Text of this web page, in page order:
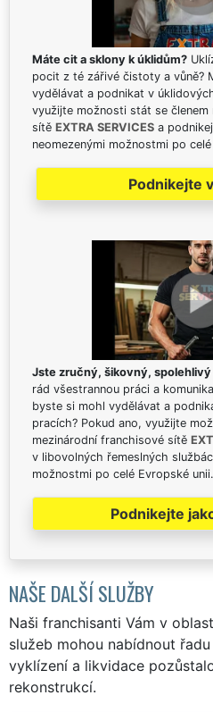
Máte cit a sklony k úklidům?
pocit z té zářivé čistoty a vůně?
vydělávat a podnikat v
využijte možnosti stát se členem
sítě EXTRA SERVICES a
neomezenými možnostmi po
Podnikejte
Jste zručný, šikovný,
rád všestrannou práci a
byste si mohl vydělávat a
pracích? Pokud ano, využijte
mezinárodní franchisové sítě
v libovolných řemeslných
možnostmi po celé Evropské unii.
Podnikejte
NAŠE DALŠÍ SLUŽBY
Naši franchisanti Vám v
služeb mohou nabídnout
vyklízení a likvidace
rekonstrukcí.